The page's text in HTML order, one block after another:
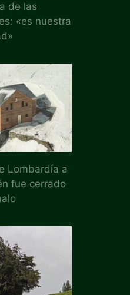
de las
«es nuestra
Lombardía a
fue cerrado